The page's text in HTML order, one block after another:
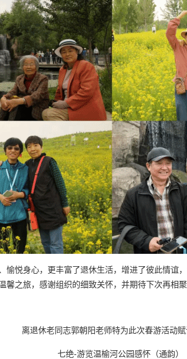
愉悦身心，更丰富了退休生活，增进了彼此情谊
之旅，感谢组织的细致关怀，并期待下次再相聚
离退休老同志郭朝阳老师特为此次春游活动赋
七绝-游览温榆河公园感怀（通韵）